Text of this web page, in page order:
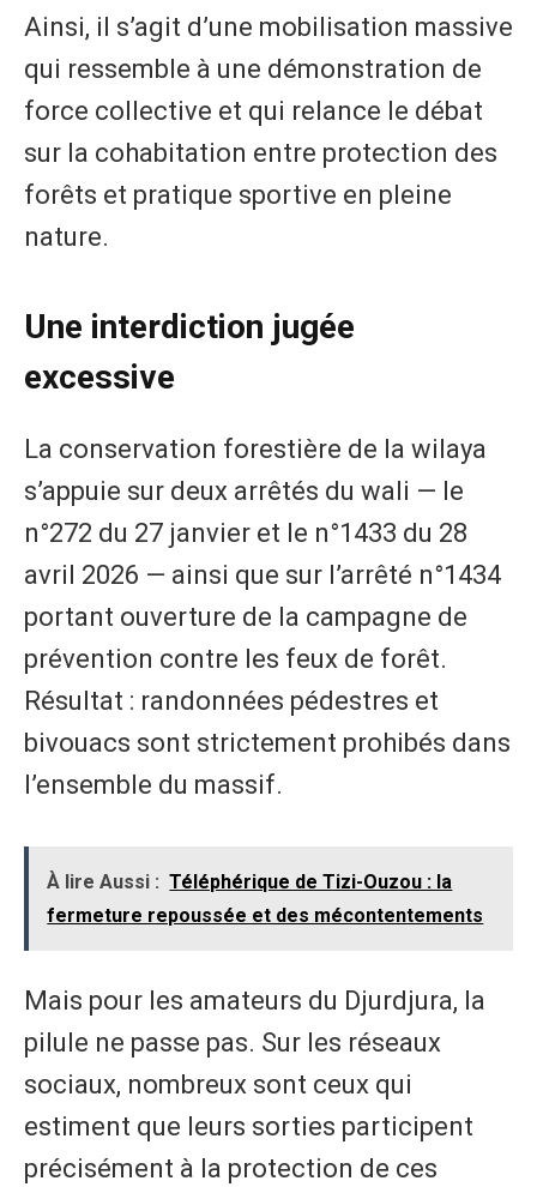
Ainsi, il s’agit d’une mobilisation massive
qui ressemble à une démonstration de
force collective et qui relance le débat
sur la cohabitation entre protection des
forêts et pratique sportive en pleine
nature.
Une interdiction jugée
excessive
La conservation forestière de la wilaya
s’appuie sur deux arrêtés du wali — le
n°272 du 27 janvier et le n°1433 du 28
avril 2026 — ainsi que sur l’arrêté n°1434
portant ouverture de la campagne de
prévention contre les feux de forêt.
Résultat : randonnées pédestres et
bivouacs sont strictement prohibés dans
l’ensemble du massif.
À lire Aussi : Téléphérique de Tizi-Ouzou : la
fermeture repoussée et des mécontentements
Mais pour les amateurs du Djurdjura, la
pilule ne passe pas. Sur les réseaux
sociaux, nombreux sont ceux qui
estiment que leurs sorties participent
précisément à la protection de ces